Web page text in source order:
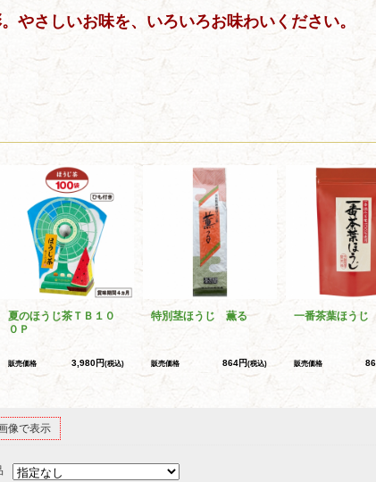
やさしいお味を、いろいろお味わいください。
夏のほうじ茶ＴＢ１０
０Ｐ
販売価格 3,980円(税込)
特別茎ほうじ 薫る
販売価格 864円(税込)
一番茶葉ほうじ
販売価格
像で表示